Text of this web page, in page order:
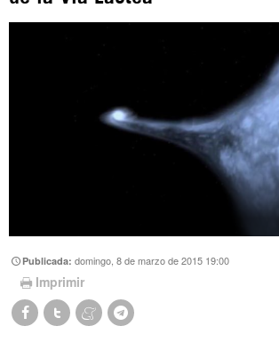
Instagram como:
Publicada:domingo, 8 de marzo de 2015 19:00
Imprimir